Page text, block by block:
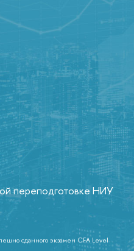
переподготовке НИУ
сданного экзамен CFA Level